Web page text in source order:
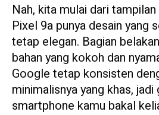
Nah, kita mulai dari
Pixel 9a punya desain yang
tetap elegan. Bagian
bahan yang kokoh dan
Google tetap konsisten
minimalisnya yang khas,
smartphone kamu bakal